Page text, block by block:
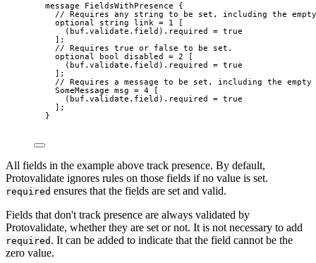
message
FieldsWithPresence {
// Requires any string to be set, including the
optional
string link = 1
[
(buf.validate.field).required
= true
];
// Requires true or false to be set.
optional
bool disabled = 2 [
(buf.validate.field).required
= true
];
// Requires a message to be set, including the empty
SomeMessage msg = 4 [
(buf.validate.field).required
= true
];
}
All fields in the example above track presence. By default,
Protovalidate ignores rules on those fields if no value is set.
required ensures that the fields are set and valid.
Fields that don't track presence are always validated by
Protovalidate, whether they are set or not. It is not necessary to add
required . It can be added to indicate that the field cannot be the
zero value.